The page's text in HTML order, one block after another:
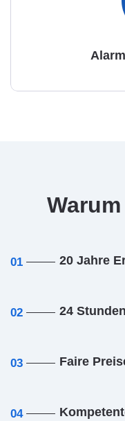
01 20 Jahre
02 24
03 Faire
04